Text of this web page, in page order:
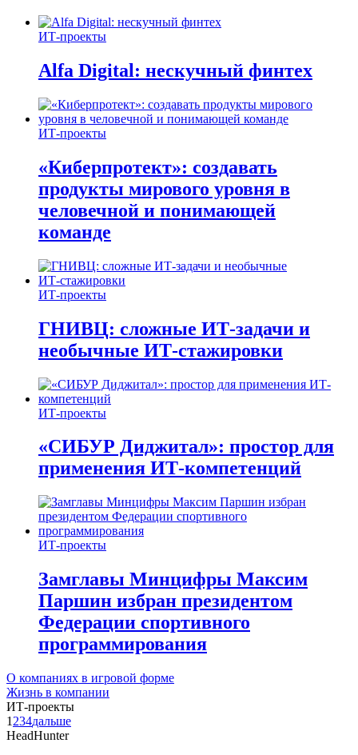
ИТ-проекты
Alfa Digital: нескучный финтех
ИТ-проекты
«Киберпротект»: создавать
продукты мирового уровня в
человечной и понимающей
команде
ИТ-проекты
ГНИВЦ: сложные ИТ‑задачи и
необычные ИТ‑стажировки
ИТ-проекты
«СИБУР Диджитал»: простор для
применения ИТ-компетенций
ИТ-проекты
Замглавы Минцифры Максим
Паршин избран президентом
Федерации спортивного
программирования
О компаниях в игровой форме
Жизнь в компании
ИТ-проекты
1 234дальше
HeadHunter